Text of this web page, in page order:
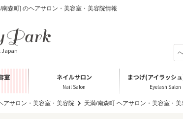
南森町] のヘアサロン・美容室・美容院情報
Japan
室 ネイルサロン
Nail Salon
まつげ(アイラッシ
Eyelash Salon
アサロン・美容室・美容院 天満/南森町 ヘアサロン・美容室・美